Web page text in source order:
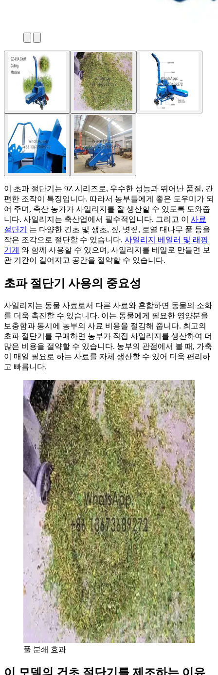
이 초파 절단기는 9Z 시리즈로, 우수한 성능과 뛰어난 품질, 간
편한 조작이 특징입니다. 따라서 농부들에게 좋은 도우미가 되
어 주며, 축산 농가가 사일리지를 잘 생산할 수 있도록 도와줍
니다. 사일리지는 축산업에서 필수적입니다. 그리고 이 사료
절단기
는 다양한 건초 및 생초, 짚, 볏짚, 로열 대나무 풀 등을
작은 조각으로 절단할 수 있습니다. 사일리지 베일러 및 래핑
기계 와 함께 사용할 수 있으며, 사일리지를 베일로 만들면 보
관 기간이 길어지고 공간을 절약할 수 있습니다.
초파 절단기 사용의 중요성
사일리지는 동물 사료로서 다른 사료와 혼합하면 동물의 소화
를 더욱 촉진할 수 있습니다. 이는 동물에게 필요한 영양분을
보충함과 동시에 농부의 사료 비용을 절감해 줍니다. 최고의
초파 절단기를 구매하면 농부가 직접 사일리지를 생산하여 더
많은 비용을 절약할 수 있습니다. 농부의 관점에서 볼 때, 가축
이 매일 필요로 하는 사료를 자체 생산할 수 있어 더욱 편리하
고 빠릅니다.
풀 분쇄 효과